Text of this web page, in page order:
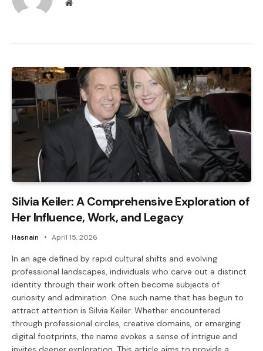
Website
Silvia Keiler: A Comprehensive Exploration of
Her Influence, Work, and Legacy
Hasnain April 15, 2026
In an age defined by rapid cultural shifts and evolving
professional landscapes, individuals who carve out a distinct
identity through their work often become subjects of
curiosity and admiration. One such name that has begun to
attract attention is Silvia Keiler. Whether encountered
through professional circles, creative domains, or emerging
digital footprints, the name evokes a sense of intrigue and